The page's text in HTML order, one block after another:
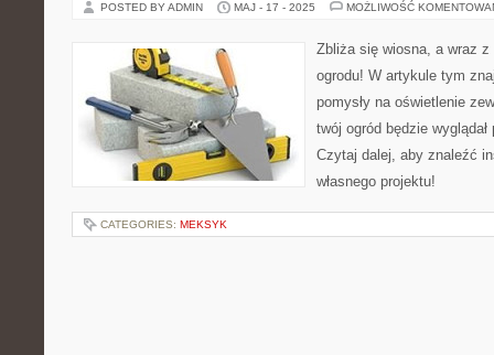
POSTED BY ADMIN MAJ - 17 - 2025 MOŻLIWOŚĆ
Zbliża się wiosna, a wraz
ogrodu! W artykule tym
pomysły na oświetlenie
twój ogród będzie
Czytaj dalej, aby znaleźć
własnego projektu!
CATEGORIES: MEKSYK